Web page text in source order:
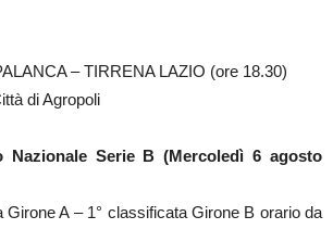
– TIRRENA LAZIO (ore 18.30)
di Agropoli
Nazionale Serie B (Mercoledì 6 agosto
Girone A – 1° classificata Girone B orario da